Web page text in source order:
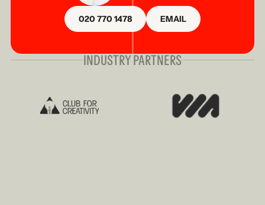
020 770 1478 EMAIL
INDUSTRY PARTNERS